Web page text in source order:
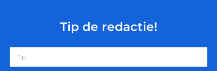
Tip de redactie!